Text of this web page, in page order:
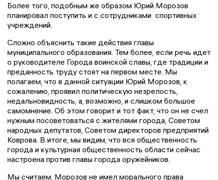
Более того, подобным же образом Юрий Морозов
планировал поступить и с сотрудниками спортивных
учреждений.
Сложно объяснить такие действия главы
муниципального образования. Тем более, если речь идет
о руководителе Города воинской славы, где традиции и
преданность труду стоят на первом месте. Мы
полагаем, что в данной ситуации Юрий Морозов, к
сожалению, проявил политическую незрелость,
недальновидность, а, возможно, и слишком большое
самомнение. Об этом говорит и тот факт, что он не счел
нужным посоветоваться с жителями города, Советом
народных депутатов, Советом директоров предприятий
Коврова. В итоге, мы видим, что вся общественность
города и культурная общественность области сейчас
настроена против главы города оружейников.
Мы считаем, Морозов не имел морального права